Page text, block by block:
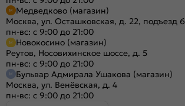
Медведково (магазин)
Москва, ул. Осташковская, д. 22, подъезд 6
пн-вс: с 9:00 до 21:00
Новокосино (магазин)
Реутов, Носовихинское шоссе, д. 5
пн-вс: с 9:00 до 21:00
Бульвар Адмирала Ушакова (магазин)
Москва, ул. Венёвская, д. 4
пн-вс: с 9:00 до 21:00